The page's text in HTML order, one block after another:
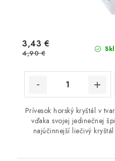
3,43 €
4,90 €
Prívesok horský kryštál v
vďaka svojej jedinečnej
najúčinnejší liečivý